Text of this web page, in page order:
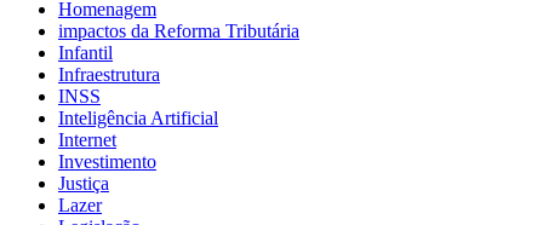
Homenagem
impactos da Reforma Tributária
Infantil
Infraestrutura
INSS
Inteligência Artificial
Internet
Investimento
Justiça
Lazer